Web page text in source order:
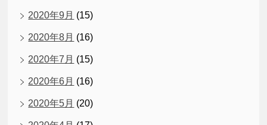
2020年9月 (15)
2020年8月 (16)
2020年7月 (15)
2020年6月 (16)
2020年5月 (20)